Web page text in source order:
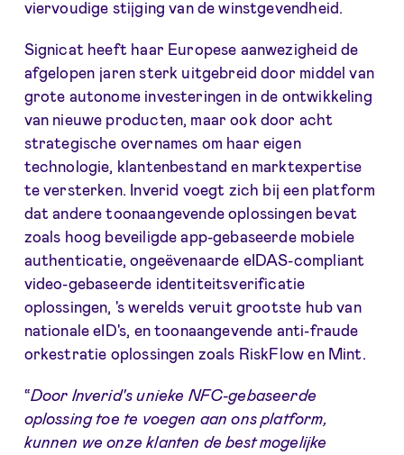
viervoudige stijging van de winstgevendheid.
Signicat heeft haar Europese aanwezigheid de
afgelopen jaren sterk uitgebreid door middel van
grote autonome investeringen in de ontwikkeling
van nieuwe producten, maar ook door acht
strategische overnames om haar eigen
technologie, klantenbestand en marktexpertise
te versterken. Inverid voegt zich bij een platform
dat andere toonaangevende oplossingen bevat
zoals hoog beveiligde app-gebaseerde mobiele
authenticatie, ongeëvenaarde eIDAS-compliant
video-gebaseerde identiteitsverificatie
oplossingen, 's werelds veruit grootste hub van
nationale eID's, en toonaangevende anti-fraude
orkestratie oplossingen zoals RiskFlow en Mint.
“Door Inverid's unieke NFC-gebaseerde
oplossing toe te voegen aan ons platform,
kunnen we onze klanten de best mogelijke